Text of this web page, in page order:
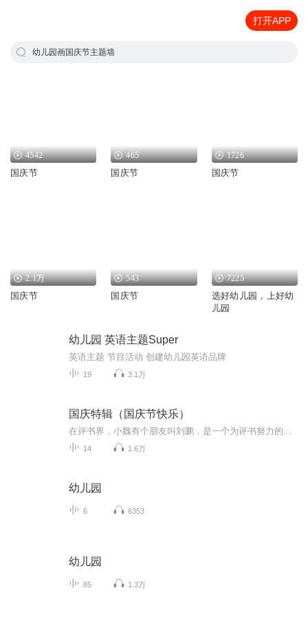
打开APP
幼儿园画国庆节主题墙
4542
国庆节
465
国庆节
1726
国庆节
2.1万
国庆节
543
国庆节
7225
选好幼儿园，上好幼
儿园
幼儿园 英语主题Super
英语主题 节目活动 创建幼儿园英语品牌
19 3.1万
国庆特辑（国庆节快乐）
14 1.6万
幼儿园
6 6353
幼儿园
85 1.3万